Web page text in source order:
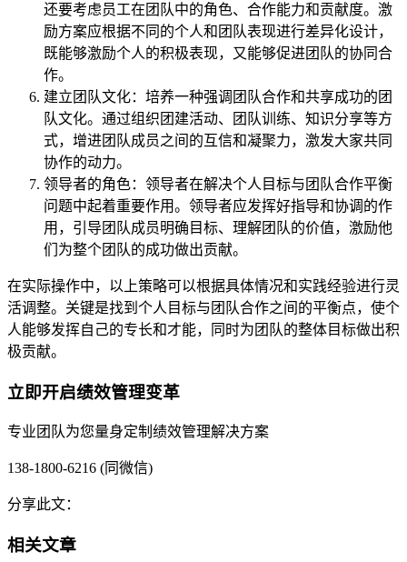
还要考虑员工在团队中的角色、合作能力和贡献度。激
励方案应根据不同的个人和团队表现进行差异化设计，
既能够激励个人的积极表现，又能够促进团队的协同合
作。
建立团队文化：培养一种强调团队合作和共享成功的团
队文化。通过组织团建活动、团队训练、知识分享等方
式，增进团队成员之间的互信和凝聚力，激发大家共同
协作的动力。
领导者的角色：领导者在解决个人目标与团队合作平衡
问题中起着重要作用。领导者应发挥好指导和协调的作
用，引导团队成员明确目标、理解团队的价值，激励他
们为整个团队的成功做出贡献。
在实际操作中，以上策略可以根据具体情况和实践经验进行灵
活调整。关键是找到个人目标与团队合作之间的平衡点，使个
人能够发挥自己的专长和才能，同时为团队的整体目标做出积
极贡献。
立即开启绩效管理变革
专业团队为您量身定制绩效管理解决方案
138-1800-6216 (同微信)
分享此文：
相关文章